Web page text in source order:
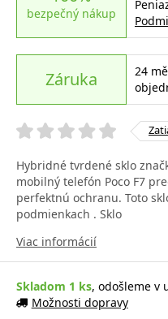
bezpečný nákup
Záruka
24
Hybridné tvrdené sklo
mobilný telefón Poco F7
perfektnú ochranu. Toto
podmienkach . Sklo
Viac informácií
Skladom 1 ks, odošleme v
Možnosti dopravy